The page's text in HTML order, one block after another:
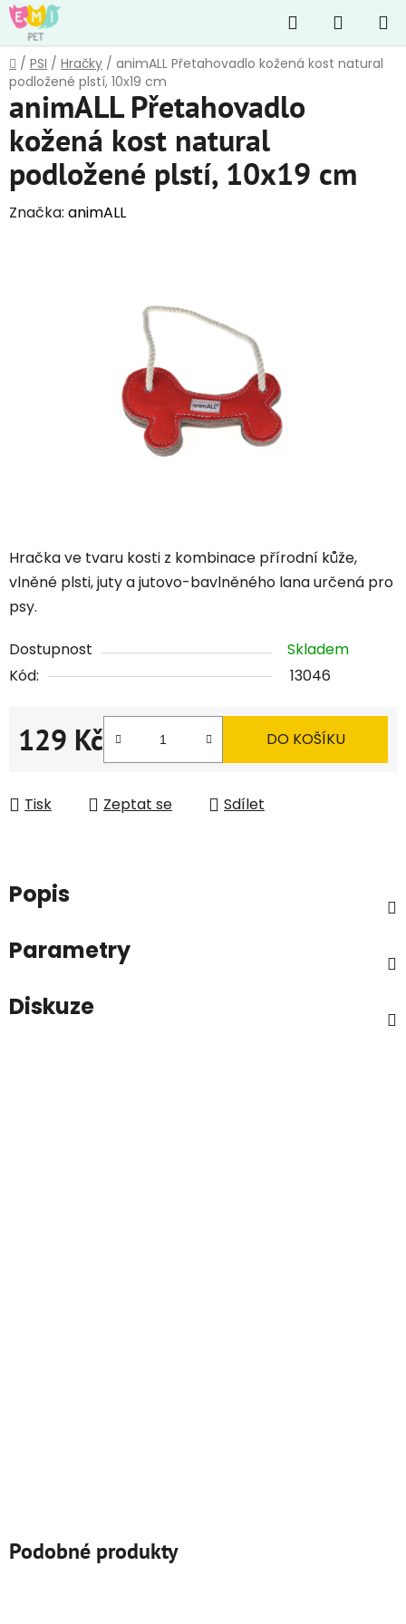
Přejít
na
obsah
Hledat
KOŠÍK
Domů
/ PSI / Hračky / animALL Přetahovadlo kožená kost natural
podložené plstí, 10x19 cm
Hračka ve tvaru kosti z kombinace přírodní kůže,
vlněné plsti, juty a jutovo-bavlněného lana určená pro
psy.
Dostupnost
Skladem
Kód:
13046
129 Kč
Měrná cena:
DO KOŠÍKU
Tisk Zeptat se Sdílet
animALL Přetahovadlo
kožená kost natural
podložené plstí, 10x19 cm
Značka: animALL
Popis
Parametry
Diskuze
Podobné produkty